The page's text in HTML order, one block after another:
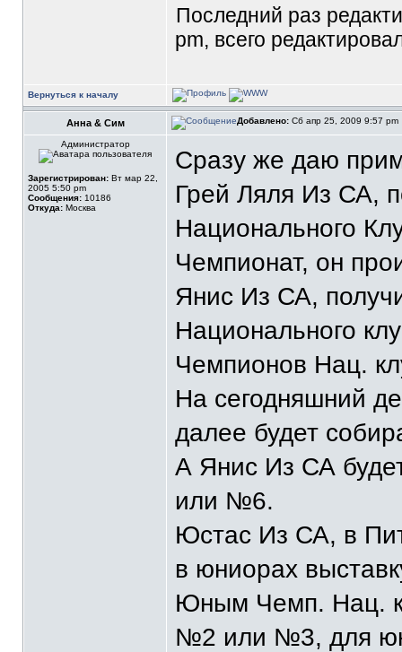
Последний раз
pm, всего
Вернуться к началу
Анна & Сим Добавлено: Сб апр 25, 2009 9:57 pm
Администратор
Зарегистрирован: Вт мар 22,
2005 5:50 pm
Сообщения: 10186
Откуда: Москва
Сразу же даю
Грей Ляля Из СА,
Национального
Чемпионат, он
Янис Из СА,
Национального
Чемпионов Нац.
На сегодняшний
далее будет
А Янис Из СА
или №6.
Юстас Из СА, в
в юниорах
Юным Чемп. Нац.
№2 или №3, для